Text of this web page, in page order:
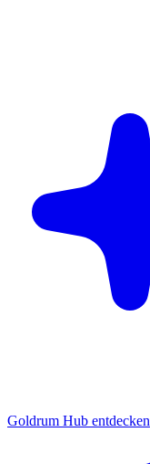
Goldrum Hub entdecken